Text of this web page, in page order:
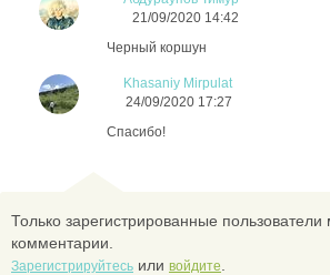
21/09/2020 14:42
Черный коршун
Khasaniy Mirpulat
24/09/2020 17:27
Спасибо!
Только зарегистрированные пользователи
комментарии.
Зарегистрируйтесь или войдите